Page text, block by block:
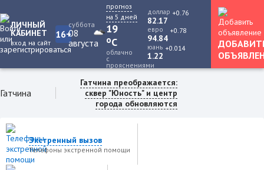
ЛИЧНЫЙ
КАБИНЕТ
вход на сайт
16+
суббота
08
августа
прогноз
на 5 дней
19
oC
облачно
с
прояснениями
доллар
82.17
+0.76
евро
94.84
+0.78
юань
1.22
+0.014
Гатчина
Гатчина преображается:
сквер "Юность" и центр
города обновляются
Экстренный вызов
Телефоны экстренной помощи